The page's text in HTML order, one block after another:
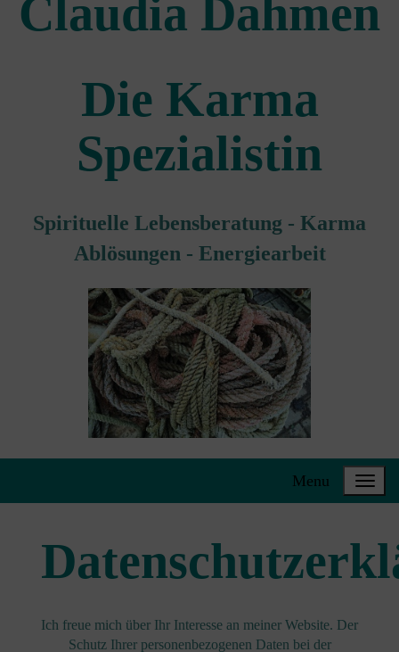
Claudia Dahmen
Die Karma
Spezialistin
Spirituelle Lebensberatung - Karma
Ablösungen - Energiearbeit
Menu
Ich freue mich über Ihr Interesse an meiner Website. Der
Schutz Ihrer personenbezogenen Daten bei der